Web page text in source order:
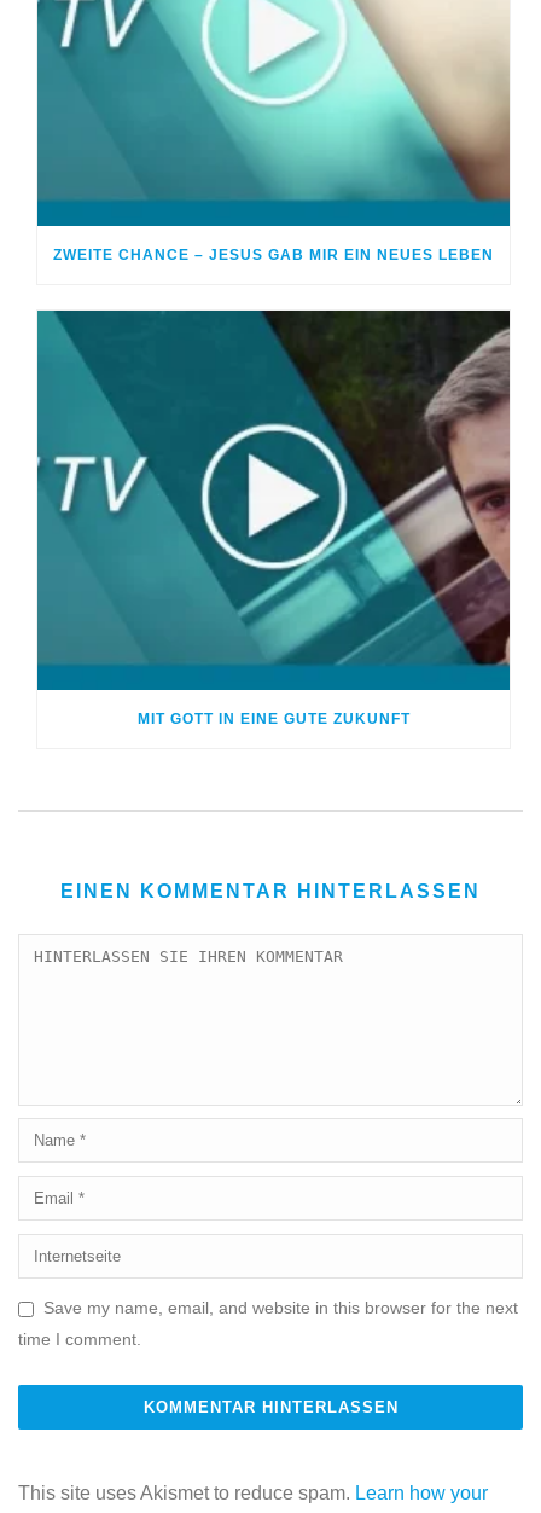
ZWEITE CHANCE – JESUS GAB MIR EIN NEUES LEBEN
MIT GOTT IN EINE GUTE ZUKUNFT
EINEN KOMMENTAR HINTERLASSEN
Save my name, email, and website in this browser for the next
time I comment.
This site uses Akismet to reduce spam. Learn how your